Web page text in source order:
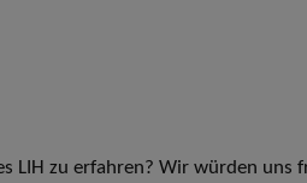
LIH zu erfahren? Wir würden uns